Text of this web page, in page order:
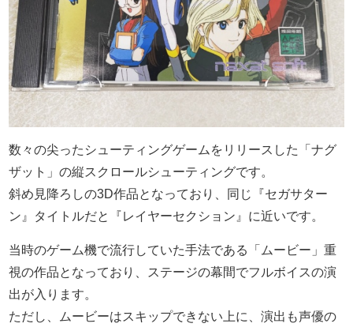
数々の尖ったシューティングゲームをリリースした「ナグ
ザット」の縦スクロールシューティングです。
斜め見降ろしの3D作品となっており、同じ『セガサター
ン』タイトルだと『レイヤーセクション』に近いです。
当時のゲーム機で流行していた手法である「ムービー」重
視の作品となっており、ステージの幕間でフルボイスの演
出が入ります。
ただし、ムービーはスキップできない上に、演出も声優の